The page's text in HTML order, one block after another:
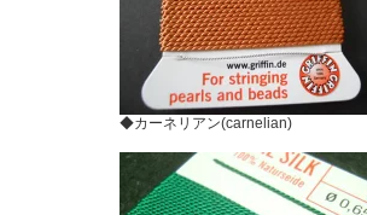
◆カーネリアン(carnelian)